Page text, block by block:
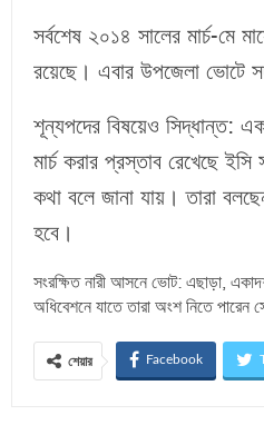
সর্বশেষ ২০১৪ সালের মার্চ-মে
রয়েছে। এবার উপজেলা ভোটে
শূন্যপদের বিষয়েও সিদ্ধান্ত:
মার্চ করার প্রস্তাব রেখেছে
কথা বলে জানা যায়। তারা
হবে।
সংরক্ষিত নারী আসনে ভোট: এছাড়া,
অধিবেশনে যাতে তারা অংশ নিতে
শেয়ার Facebook